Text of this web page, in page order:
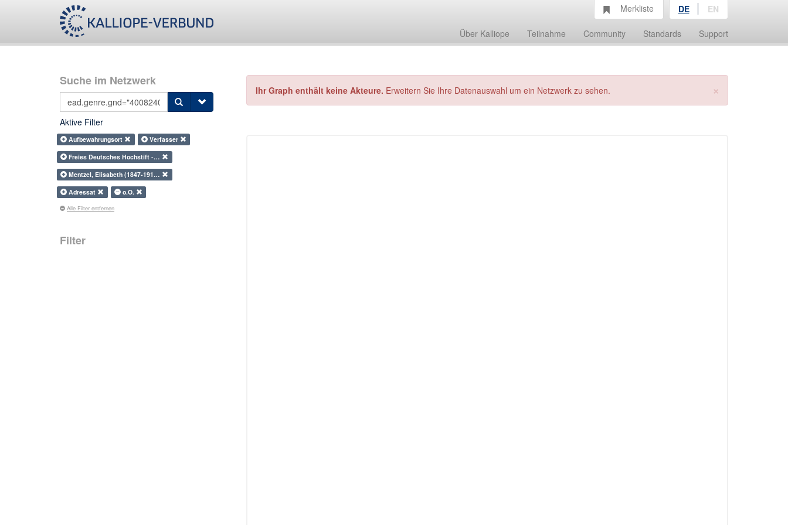
Über Kalliope Teilnahme Community Standards Support
Merkliste DE EN
Suche im Netzwerk
Aktive Filter
Aufbewahrungsort
Verfasser
Freies Deutsches Hochstift -…
Mentzel, Elisabeth (1847-191…
Adressat
o.O.
Alle Filter entfernen
Filter
×
Ihr Graph enthält keine Akteure. Erweitern Sie Ihre Datenauswahl um ein Netzwerk zu sehen.